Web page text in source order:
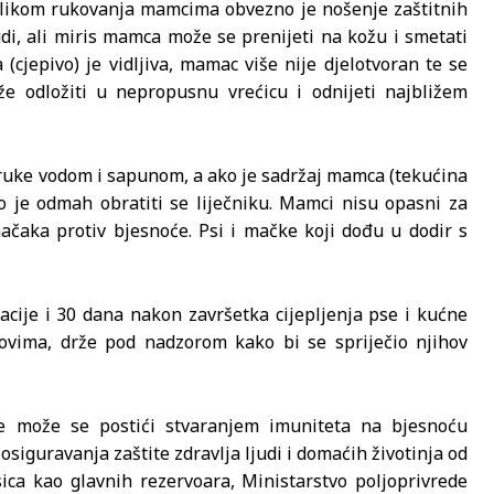
rukovanja mamcima obvezno je nošenje zaštitnih
ali miris mamca može se prenijeti na kožu i smetati
je vidljiva, mamac više nije djelotvoran te se
odložiti u nepropusnu vrećicu i odnijeti najbližem
vodom i sapunom, a ako je sadržaj mamca (tekućina
je odmah obratiti se liječniku. Mamci nisu opasni za
protiv bjesnoće. Psi i mačke koji dođu u dodir s
i 30 dana nakon završetka cijepljenja pse i kućne
drže pod nadzorom kako bi se spriječio njihov
se postići stvaranjem imuniteta na bjesnoću
zaštite zdravlja ljudi i domaćih životinja od
kao glavnih rezervoara, Ministarstvo poljoprivrede